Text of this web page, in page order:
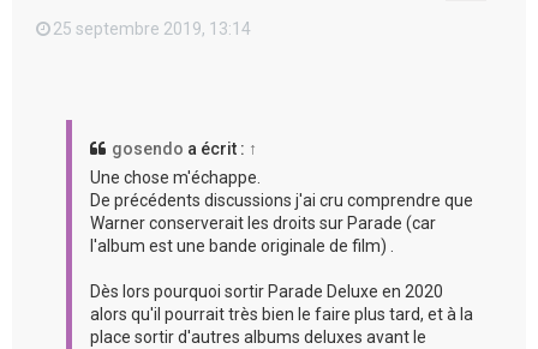
25 septembre 2019, 13:14
gosendo a écrit : ↑
Une chose m'échappe.
De précédents discussions j'ai cru comprendre que
Warner conserverait les droits sur Parade (car
l'album est une bande originale de film) .
Dès lors pourquoi sortir Parade Deluxe en 2020
alors qu'il pourrait très bien le faire plus tard, et à la
place sortir d'autres albums deluxes avant le